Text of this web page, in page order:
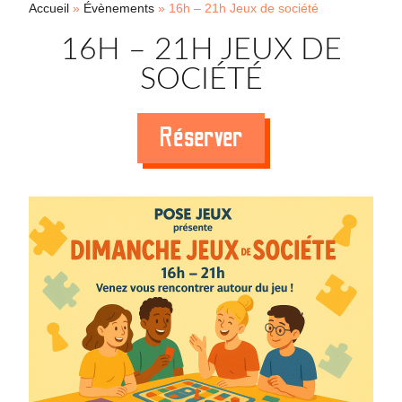
Accueil » Évènements » 16h – 21h Jeux de société
16H – 21H JEUX DE
SOCIÉTÉ
Réserver